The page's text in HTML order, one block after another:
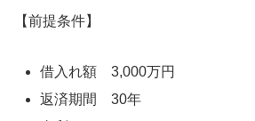
【前提条件】
借入れ額 3,000万円
返済期間 30年